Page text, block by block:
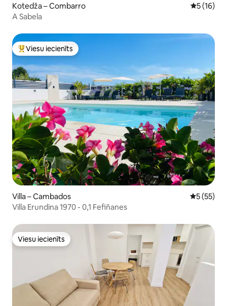
Kotedža – Combarro Vidējais
5 (16)
A Sabela
Populārs viesu iecienīts mājoklis
Viesu iecienīts
Villa – Cambados Vidējais
5 (55)
Villa Erundina 1970 - 0,1 Fefiñanes
Viesu iecienīts
Viesu iecienīts